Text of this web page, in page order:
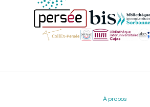
Menu
À propos